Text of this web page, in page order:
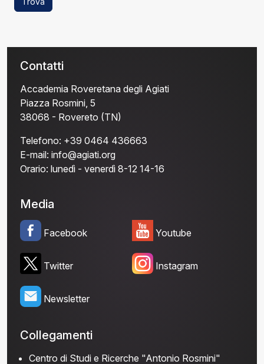
Contatti
Accademia Roveretana degli Agiati
Piazza Rosmini, 5
38068 - Rovereto (TN)
Telefono: +39 0464 436663
E-mail: info@agiati.org
Orario: lunedì - venerdì 8-12 14-16
Media
Facebook
Twitter
Newsletter
Youtube
Instagram
Collegamenti
Centro di Studi e Ricerche "Antonio Rosmini"